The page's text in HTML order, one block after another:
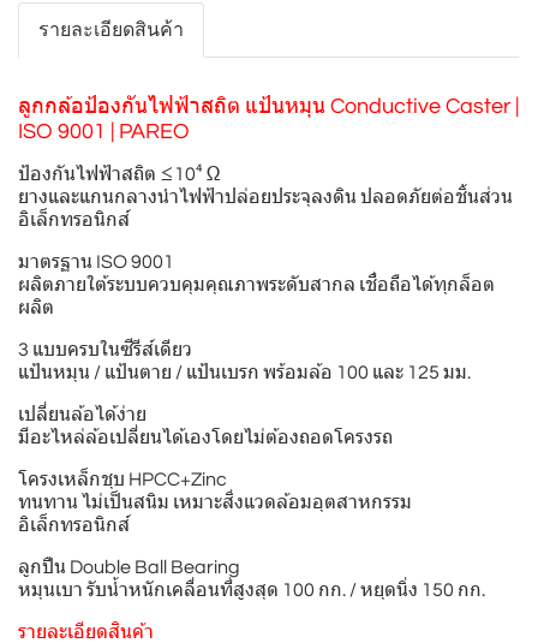
รายละเอียดสินค้า
ลูกกล้อป้องกันไฟฟ้าสถิต แป้นหมุน Conductive Caster |
ISO 9001 | PAREO
ป้องกันไฟฟ้าสถิต ≤10⁴ Ω
ยางและแกนกลางนำไฟฟ้าปล่อยประจุลงดิน ปลอดภัยต่อชิ้นส่วน
อิเล็กทรอนิกส์
มาตรฐาน ISO 9001
ผลิตภายใต้ระบบควบคุมคุณภาพระดับสากล เชื่อถือได้ทุกล็อต
ผลิต
3 แบบครบในซีรีส์เดียว
แป้นหมุน / แป้นตาย / แป้นเบรก พร้อมล้อ 100 และ 125 มม.
เปลี่ยนล้อได้ง่าย
มีอะไหล่ล้อเปลี่ยนได้เองโดยไม่ต้องถอดโครงรถ
โครงเหล็กชุบ HPCC+Zinc
ทนทาน ไม่เป็นสนิม เหมาะสิ่งแวดล้อมอุตสาหกรรม
อิเล็กทรอนิกส์
ลูกปืน Double Ball Bearing
หมุนเบา รับน้ำหนักเคลื่อนที่สูงสุด 100 กก. / หยุดนิ่ง 150 กก.
รายละเอียดสินค้า